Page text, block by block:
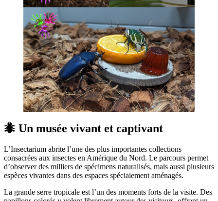
🐜 Un musée vivant et captivant
L’Insectarium abrite l’une des plus importantes collections
consacrées aux insectes en Amérique du Nord. Le parcours permet
d’observer des milliers de spécimens naturalisés, mais aussi plusieurs
espèces vivantes dans des espaces spécialement aménagés.
La grande serre tropicale est l’un des moments forts de la visite. Des